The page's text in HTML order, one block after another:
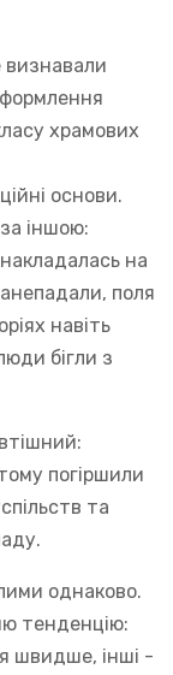
визнавали
храмових
основи.
іншою:
на
поля
навіть
бігли з
погіршили
та
однаково.
тенденцію:
швидше, інші -